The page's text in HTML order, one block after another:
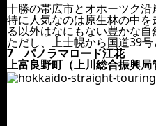
十勝の帯広市とオホーツク
特に人気なのは原生林の中
る以外はなにもない豊かな
ただし、上士幌から国道39
7 パノラマロード江花
上富良野町（上川総合振興局